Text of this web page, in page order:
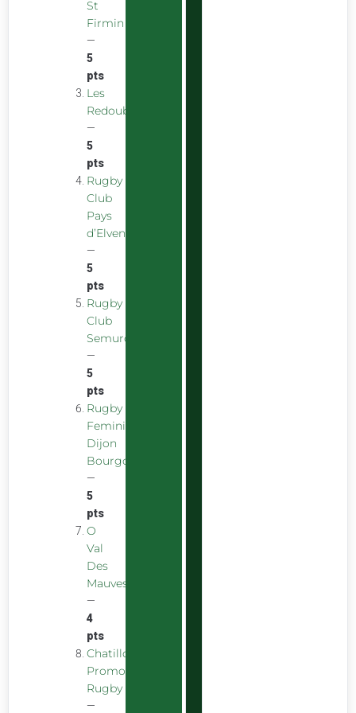
St
Firmin
—
5
pts
Les
Redoubstables
—
5
pts
Rugby
Club
Pays
d’Elven
—
5
pts
Rugby
Club
Semurois
—
5
pts
Rugby
Feminin
Dijon
Bourgogne
—
5
pts
O
Val
Des
Mauves
—
4
pts
Chatillon
Promotion
Rugby
—